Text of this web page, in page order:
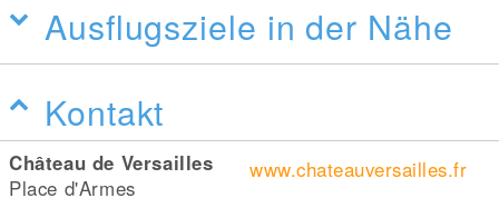
Ausflugsziele in der Nähe
Kontakt
Château de Versailles
Place d'Armes
www.chateauversailles.fr